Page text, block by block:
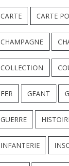
CARTE CARTE
CHAMPAGNE
COLLECTION
FER GEANT
GUERRE
INFANTERIE